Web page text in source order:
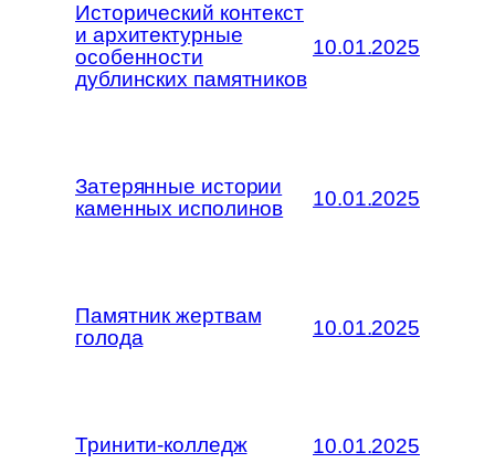
Исторический контекст
и архитектурные
особенности
дублинских памятников
10.01.2025
Затерянные истории
каменных исполинов
10.01.2025
Памятник жертвам
голода
10.01.2025
Тринити-колледж 10.01.2025